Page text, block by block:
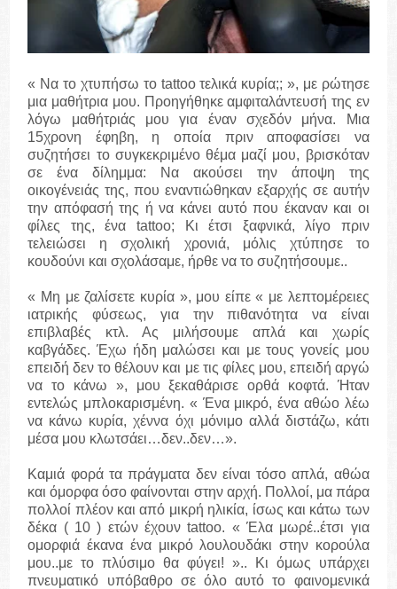
« Να το χτυπήσω το tattoo τελικά κυρία;; », με ρώτησε
μια μαθήτρια μου. Προηγήθηκε αμφιταλάντευσή της εν
λόγω μαθήτριάς μου για έναν σχεδόν μήνα. Μια
15χρονη έφηβη, η οποία πριν αποφασίσει να
συζητήσει το συγκεκριμένο θέμα μαζί μου, βρισκόταν
σε ένα δίλημμα: Να ακούσει την άποψη της
οικογένειάς της, που εναντιώθηκαν εξαρχής σε αυτήν
την απόφασή της ή να κάνει αυτό που έκαναν και οι
φίλες της, ένα tattoo; Κι έτσι ξαφνικά, λίγο πριν
τελειώσει η σχολική χρονιά, μόλις χτύπησε το
κουδούνι και σχολάσαμε, ήρθε να το συζητήσουμε..
« Μη με ζαλίσετε κυρία », μου είπε « με λεπτομέρειες
ιατρικής φύσεως, για την πιθανότητα να είναι
επιβλαβές κτλ. Ας μιλήσουμε απλά και χωρίς
καβγάδες. Έχω ήδη μαλώσει και με τους γονείς μου
επειδή δεν το θέλουν και με τις φίλες μου, επειδή αργώ
να το κάνω », μου ξεκαθάρισε ορθά κοφτά. Ήταν
εντελώς μπλοκαρισμένη. « Ένα μικρό, ένα αθώο λέω
να κάνω κυρία, χέννα όχι μόνιμο αλλά διστάζω, κάτι
μέσα μου κλωτσάει…δεν..δεν…».
Καμιά φορά τα πράγματα δεν είναι τόσο απλά, αθώα
και όμορφα όσο φαίνονται στην αρχή. Πολλοί, μα πάρα
πολλοί πλέον και από μικρή ηλικία, ίσως και κάτω των
δέκα ( 10 ) ετών έχουν tattoo. « Έλα μωρέ..έτσι για
ομορφιά έκανα ένα μικρό λουλουδάκι στην κορούλα
μου..με το πλύσιμο θα φύγει! ».. Κι όμως υπάρχει
πνευματικό υπόβαθρο σε όλο αυτό το φαινομενικά